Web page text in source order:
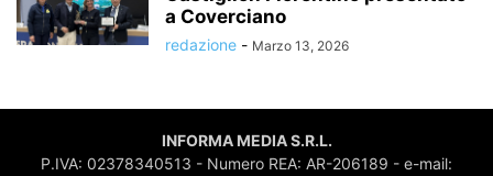
a Coverciano
redazione - Marzo 13, 2026
INFORMA MEDIA S.R.L.
P.IVA: 02378340513 - Numero REA: AR-206189 - e-mail: